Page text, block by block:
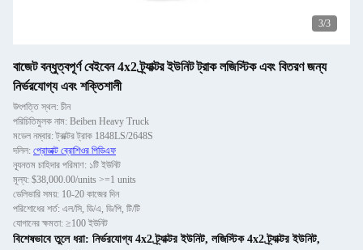
3/3
বাজেট বন্ধুত্বপূর্ণ বেইবেন 4x2 ট্র্যাক্টর ইউনিট ট্রাক লজিস্টিক এবং বিতরণ জন্য
নির্ভরযোগ্য এবং শক্তিশালী
উৎপত্তি স্থল: চীন
পরিচিতিমুলক নাম: Beiben Heavy Truck
মডেল নম্বার: ট্রাক্টর ট্রাক 1848LS/2648S
দলিল: প্রোডাক্ট ব্রোশিওর পিডিএফ
ন্যূনতম চাহিদার পরিমাণ: ১টি ইউনিট
মূল্য: $38,000.00/units >=1 units
ডেলিভারি সময়: 10-20 কাজের দিন
পরিশোধের শর্ত: এল/সি, ডি/এ, ডি/পি, টি/টি
যোগানের ক্ষমতা: ≥100 ইউনিট
বিশেষভাবে তুলে ধরা: নির্ভরযোগ্য 4x2 ট্র্যাক্টর ইউনিট, লজিস্টিক 4x2 ট্র্যাক্টর ইউনিট,